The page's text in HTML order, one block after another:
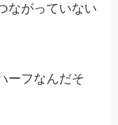
ながっていない
ーフなんだそ